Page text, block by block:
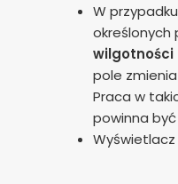
W
pole
Praca w
powinna
Wyświetlacz